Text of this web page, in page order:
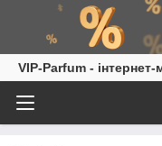
VIP-Parfum - інтернет-